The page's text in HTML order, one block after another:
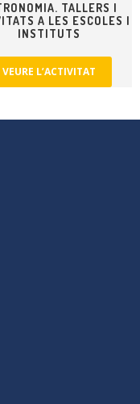
TALLERS I
A LES ESCOLES I
INSTITUTS
VEURE L’ACTIVITAT